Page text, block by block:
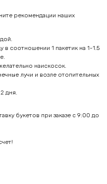
рекомендации наших
в соотношении 1 пакетик на 1-1.5
наискосок.
лучи и возле отопительных
дня.
букетов при заказе с 9:00 до